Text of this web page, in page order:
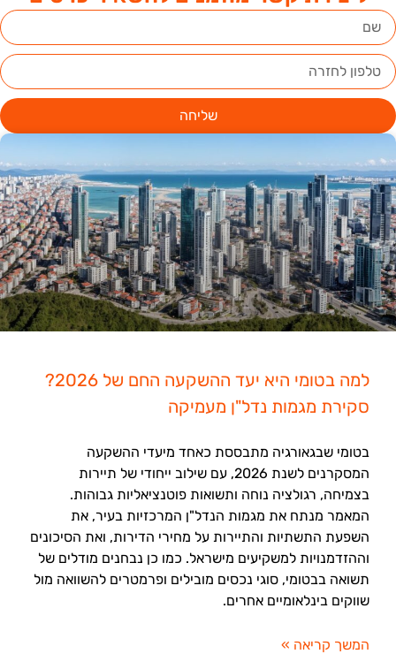
שליחה
למה בטומי היא יעד ההשקעה החם של 2026?
סקירת מגמות נדל"ן מעמיקה
בטומי שבגאורגיה מתבססת כאחד מיעדי ההשקעה
המסקרנים לשנת 2026, עם שילוב ייחודי של תיירות
בצמיחה, רגולציה נוחה ותשואות פוטנציאליות גבוהות.
המאמר מנתח את מגמות הנדל"ן המרכזיות בעיר, את
השפעת התשתיות והתיירות על מחירי הדירות, ואת הסיכונים
וההזדמנויות למשקיעים מישראל. כמו כן נבחנים מודלים של
תשואה בבטומי, סוגי נכסים מובילים ופרמטרים להשוואה מול
שווקים בינלאומיים אחרים.
המשך קריאה »